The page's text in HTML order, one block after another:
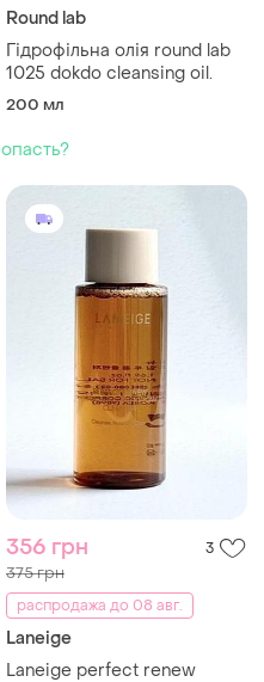
Round lab
Гідрофільна олія round lab
1025 dokdo cleansing oil.
200 мл
356 грн 3
375 грн
распродажа до 08 авг.
Laneige
Laneige perfect renew